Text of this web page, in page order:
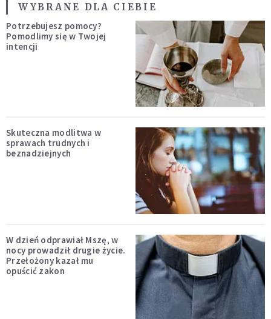
WYBRANE DLA CIEBIE
Potrzebujesz pomocy?
Pomodlimy się w Twojej
intencji
Skuteczna modlitwa w
sprawach trudnych i
beznadziejnych
W dzień odprawiał Mszę, w
nocy prowadził drugie życie.
Przełożony kazał mu
opuścić zakon